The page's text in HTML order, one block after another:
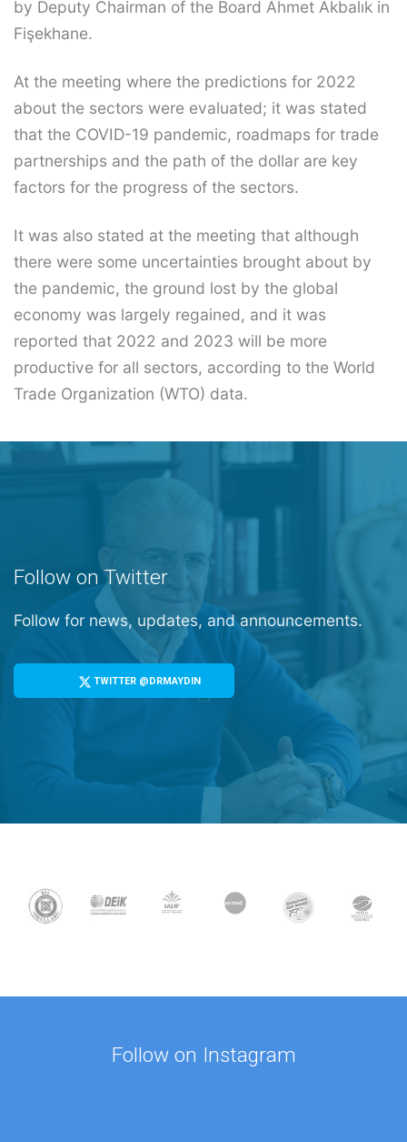
by Deputy Chairman of the Board Ahmet Akbalık in
Fişekhane.
At the meeting where the predictions for 2022
about the sectors were evaluated; it was stated
that the COVID-19 pandemic, roadmaps for trade
partnerships and the path of the dollar are key
factors for the progress of the sectors.
It was also stated at the meeting that although
there were some uncertainties brought about by
the pandemic, the ground lost by the global
economy was largely regained, and it was
reported that 2022 and 2023 will be more
productive for all sectors, according to the World
Trade Organization (WTO) data.
Follow on Twitter
Follow for news, updates, and announcements.
TWITTER @DRMAYDIN
Follow on Instagram